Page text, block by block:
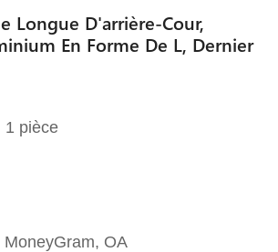
Longue D'arrière-Cour,
En Forme De L, Dernier
1 pièce
MoneyGram, OA